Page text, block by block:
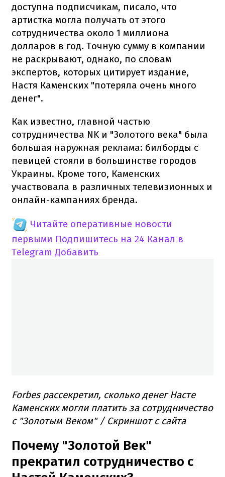
доступна подписчикам, писало, что
артистка могла получать от этого
сотрудничества около 1 миллиона
долларов в год. Точную сумму в компании
не раскрывают, однако, по словам
экспертов, которых цитирует издание,
Настя Каменских "потеряла очень много
денег".
Как известно, главной частью
сотрудничества NK и "Золотого века" была
большая наружная реклама: билборды с
певицей стояли в большинстве городов
Украины. Кроме того, Каменских
участвовала в различных телевизионных и
онлайн-кампаниях бренда.
Читайте оперативные новости
первыми Подпишитесь на 24 Канал в
Telegram Добавить
Forbes рассекретил, сколько денег Насте
Каменских могли платить за сотрудничество
с "Золотым Веком" / Скриншот с сайта
Почему "Золотой Век"
прекратил сотрудничество с